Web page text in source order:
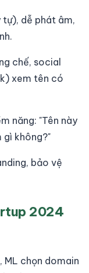
dễ phát âm,
chế, social
xem tên có
năng: "Tên này
không?"
bảo vệ
2024
ML chọn domain